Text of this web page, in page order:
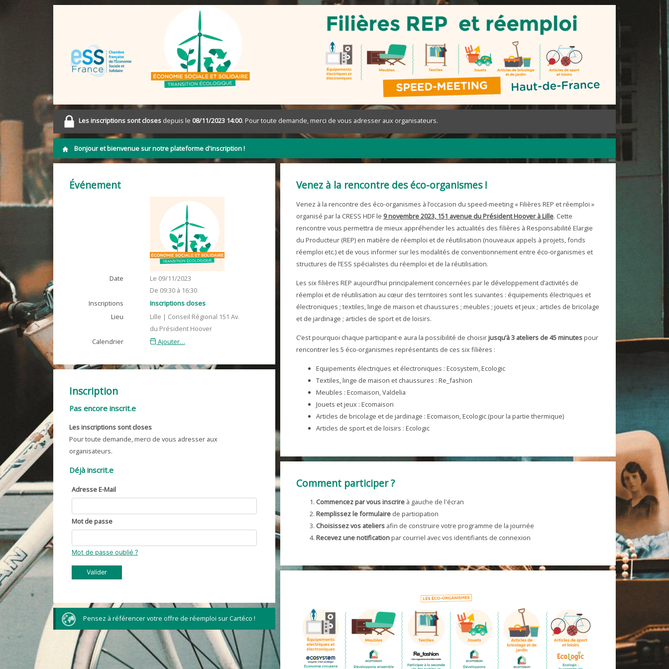
Les inscriptions sont closes depuis le 08/11/2023 14:00. Pour toute demande, merci de vous adresser aux organisateurs.
Bonjour et bienvenue sur notre plateforme d'inscription !
Événement
Date
Le 09/11/2023
De 09:30 à 16:30
Inscriptions
Inscriptions closes
Lieu
Lille | Conseil Régional 151 Av.
du Président Hoover
Calendrier
Ajouter…
Inscription
Pas encore inscrit.e
Les inscriptions sont closes
Pour toute demande, merci de vous adresser aux
organisateurs.
Déjà inscrit.e
Adresse E-Mail
Mot de passe
Mot de passe oublié ?
Valider
Pensez à référencer votre offre de réemploi sur Cartéco !
Venez à la rencontre des éco-organismes !
Venez à la rencontre des éco-organismes à l’occasion du speed-meeting « Filières REP et réemploi »
organisé par la CRESS HDF le 9 novembre 2023, 151 avenue du Président Hoover à Lille. Cette
rencontre vous permettra de mieux appréhender les actualités des filières à Responsabilité Elargie
du Producteur (REP) en matière de réemploi et de réutilisation (nouveaux appels à projets, fonds
réemploi etc.) et de vous informer sur les modalités de conventionnement entre éco-organismes et
structures de l’ESS spécialistes du réemploi et de la réutilisation.
Les six filières REP aujourd’hui principalement concernées par le développement d’activités de
réemploi et de réutilisation au cœur des territoires sont les suivantes : équipements électriques et
électroniques ; textiles, linge de maison et chaussures ; meubles ; jouets et jeux ; articles de bricolage
et de jardinage ; articles de sport et de loisirs.
C’est pourquoi chaque participant·e aura la possibilité de choisir jusqu’à 3 ateliers de 45 minutes pour
rencontrer les 5 éco-organismes représentants de ces six filières :
Equipements électriques et électroniques : Ecosystem, Ecologic
Textiles, linge de maison et chaussures : Re_fashion
Meubles : Ecomaison, Valdelia
Jouets et jeux : Ecomaison
Articles de bricolage et de jardinage : Ecomaison, Ecologic (pour la partie thermique)
Articles de sport et de loisirs : Ecologic
Comment participer ?
Commencez par vous inscrire à gauche de l'écran
Remplissez le formulaire de participation
Choisissez vos ateliers afin de construire votre programme de la journée
Recevez une notification par courriel avec vos identifiants de connexion